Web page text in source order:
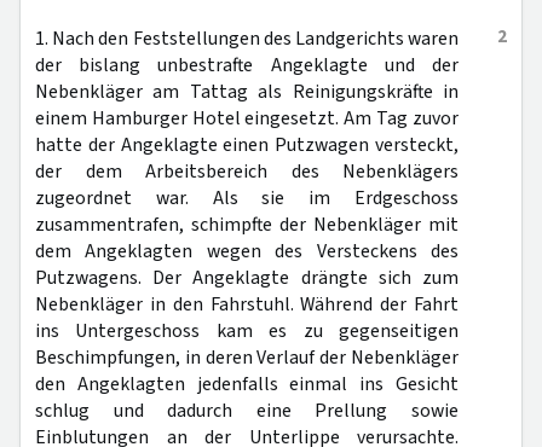
2
1. Nach den Feststellungen des Landgerichts waren
der bislang unbestrafte Angeklagte und der
Nebenkläger am Tattag als Reinigungskräfte in
einem Hamburger Hotel eingesetzt. Am Tag zuvor
hatte der Angeklagte einen Putzwagen versteckt,
der dem Arbeitsbereich des Nebenklägers
zugeordnet war. Als sie im Erdgeschoss
zusammentrafen, schimpfte der Nebenkläger mit
dem Angeklagten wegen des Versteckens des
Putzwagens. Der Angeklagte drängte sich zum
Nebenkläger in den Fahrstuhl. Während der Fahrt
ins Untergeschoss kam es zu gegenseitigen
Beschimpfungen, in deren Verlauf der Nebenkläger
den Angeklagten jedenfalls einmal ins Gesicht
schlug und dadurch eine Prellung sowie
Einblutungen an der Unterlippe verursachte.